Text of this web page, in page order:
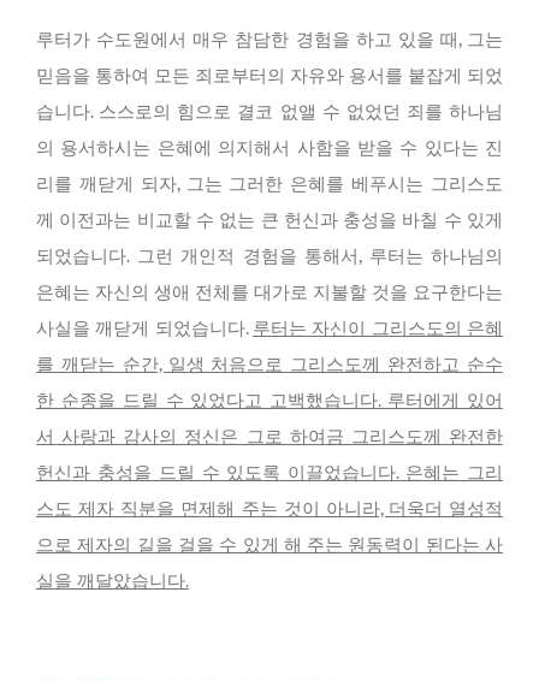
루터가 수도원에서 매우 참담한 경험을 하고 있을 때, 그는
믿음을 통하여 모든 죄로부터의 자유와 용서를 붙잡게 되었
습니다. 스스로의 힘으로 결코 없앨 수 없었던 죄를 하나님
의 용서하시는 은혜에 의지해서 사함을 받을 수 있다는 진
리를 깨닫게 되자, 그는 그러한 은혜를 베푸시는 그리스도
께 이전과는 비교할 수 없는 큰 헌신과 충성을 바칠 수 있게
되었습니다. 그런 개인적 경험을 통해서, 루터는 하나님의
은혜는 자신의 생애 전체를 대가로 지불할 것을 요구한다는
사실을 깨닫게 되었습니다. 루터는 자신이 그리스도의 은혜
를 깨닫는 순간, 일생 처음으로 그리스도께 완전하고 순수
한 순종을 드릴 수 있었다고 고백했습니다. 루터에게 있어
서 사랑과 감사의 정신은 그로 하여금 그리스도께 완전한
헌신과 충성을 드릴 수 있도록 이끌었습니다. 은혜는 그리
스도 제자 직분을 면제해 주는 것이 아니라, 더욱더 열성적
으로 제자의 길을 걸을 수 있게 해 주는 원동력이 된다는 사
실을 깨달았습니다.